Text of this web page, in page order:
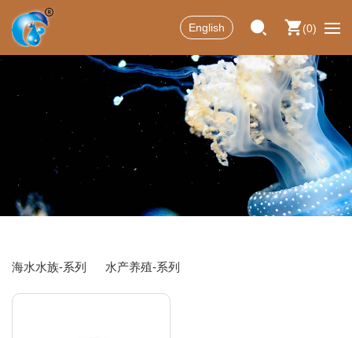
0
English
海水水族-系列 水产养殖-系列